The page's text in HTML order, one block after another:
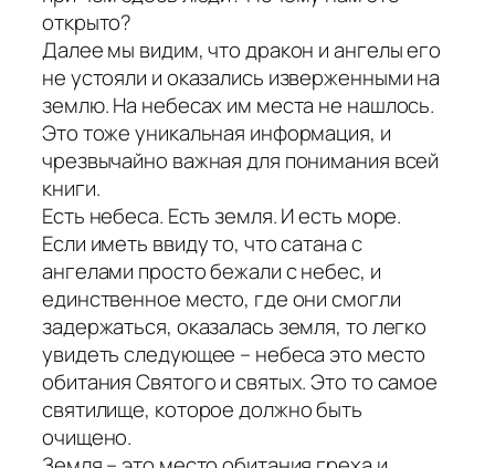
открыто?
Далее мы видим, что дракон и ангелы его
не устояли и оказались изверженными на
землю. На небесах им места не нашлось.
Это тоже уникальная информация, и
чрезвычайно важная для понимания всей
книги.
Есть небеса. Есть земля. И есть море.
Если иметь ввиду то, что сатана с
ангелами просто бежали с небес, и
единственное место, где они смогли
задержаться, оказалась земля, то легко
увидеть следующее – небеса это место
обитания Святого и святых. Это то самое
святилище, которое должно быть
очищено.